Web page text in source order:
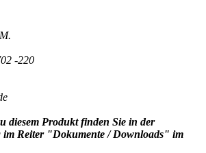
-220
diesem Produkt finden Sie in der
im Reiter "Dokumente / Downloads" im